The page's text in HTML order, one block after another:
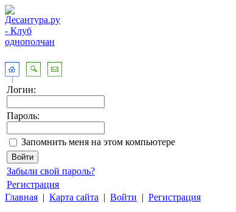
Логин:
Пароль:
Запомнить меня на этом компьютере
Забыли свой пароль?
Регистрация
Главная | Карта сайта | Войти | Регистрация